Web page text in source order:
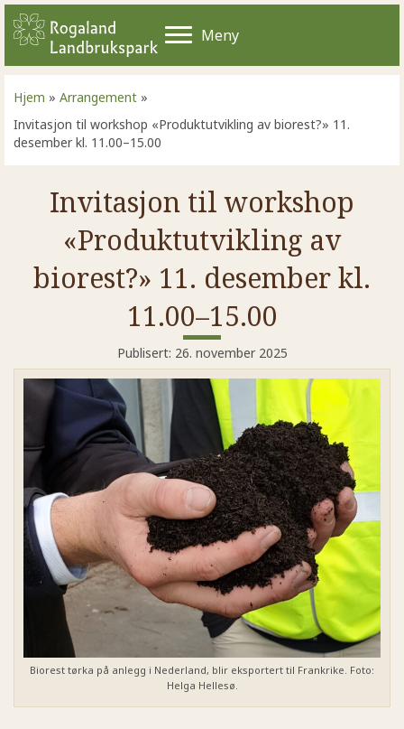
Meny
Hjem » Arrangement »
Invitasjon til workshop «Produktutvikling av biorest?» 11.
desember kl. 11.00–15.00
Invitasjon til workshop
«Produktutvikling av
biorest?» 11. desember kl.
11.00–15.00
Publisert: 26. november 2025
Biorest tørka på anlegg i Nederland, blir eksportert til Frankrike. Foto:
Helga Hellesø.